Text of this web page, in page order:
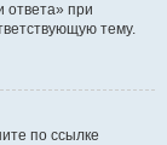
ответа» при
тему.
по ссылке